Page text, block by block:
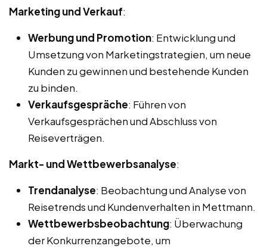
Marketing und Verkauf:
Werbung und Promotion: Entwicklung und
Umsetzung von Marketingstrategien, um neue
Kunden zu gewinnen und bestehende Kunden
zu binden.
Verkaufsgespräche: Führen von
Verkaufsgesprächen und Abschluss von
Reiseverträgen.
Markt- und Wettbewerbsanalyse:
Trendanalyse: Beobachtung und Analyse von
Reisetrends und Kundenverhalten in Mettmann.
Wettbewerbsbeobachtung: Überwachung
der Konkurrenzangebote, um